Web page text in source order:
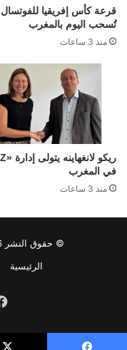
تُسحب اليوم بالمغرب
منذ 3 ساعات
في المغرب
منذ 3 ساعات
© حقوق النشر 2026، جميع الحقوق محفوظة |
الرئيسية